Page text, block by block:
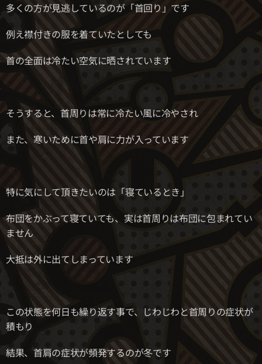
多くの方が見逃しているのが「首回り」です
例え襟付きの服を着ていたとしても
首の全面は冷たい空気に晒されています
そうすると、首周りは常に冷たい風に冷やされ
また、寒いために首や肩に力が入っています
特に気にして頂きたいのは「寝ているとき」
布団をかぶって寝ていても、実は首周りは布団に包まれてい
ません
大抵は外に出てしまっています
この状態を何日も繰り返す事で、じわじわと首周りの症状が
積もり
結果、首肩の症状が頻発するのが冬です